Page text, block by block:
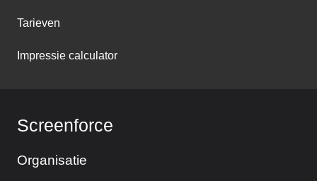
Tarieven
Impressie calculator
Screenforce
Organisatie